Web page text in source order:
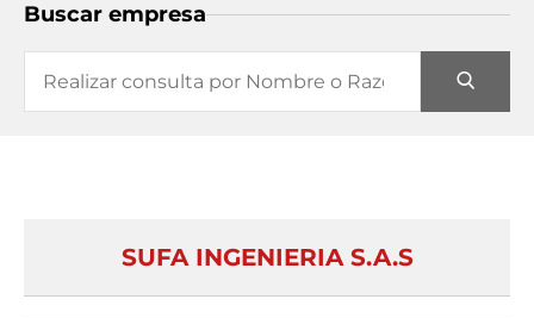
Buscar empresa
SUFA INGENIERIA S.A.S